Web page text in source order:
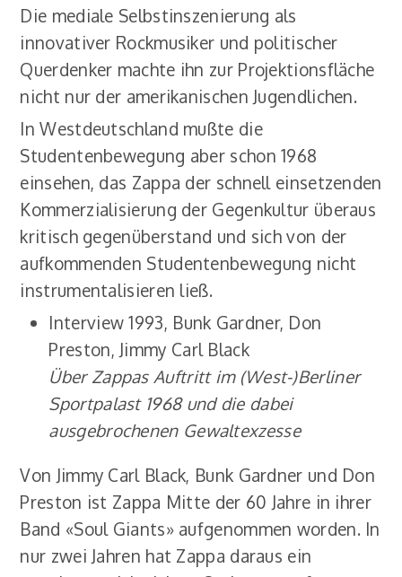
Die mediale Selbstinszenierung als
innovativer Rockmusiker und politischer
Querdenker machte ihn zur Projektionsfläche
nicht nur der amerikanischen Jugendlichen.
In Westdeutschland mußte die
Studentenbewegung aber schon 1968
einsehen, das Zappa der schnell einsetzenden
Kommerzialisierung der Gegenkultur überaus
kritisch gegenüberstand und sich von der
aufkommenden Studentenbewegung nicht
instrumentalisieren ließ.
Interview 1993, Bunk Gardner, Don
Preston, Jimmy Carl Black
Über Zappas Auftritt im (West-)Berliner
Sportpalast 1968 und die dabei
ausgebrochenen Gewaltexzesse
Von Jimmy Carl Black, Bunk Gardner und Don
Preston ist Zappa Mitte der 60 Jahre in ihrer
Band «Soul Giants» aufgenommen worden. In
nur zwei Jahren hat Zappa daraus ein